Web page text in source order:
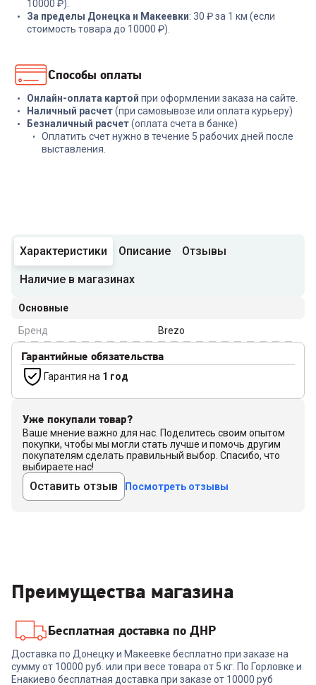
10000 ₽).
За пределы Донецка и Макеевки: 30 ₽ за 1 км (если
стоимость товара до 10000 ₽).
Способы оплаты
Онлайн-оплата картой при оформлении заказа на сайте.
Наличный расчет(при самовывозе или оплата курьеру)
Безналичный расчет(оплата счета в банке)
Оплатить счет нужно в течение 5 рабочих дней после
выставления.
Характеристики Описание Отзывы
Наличие в магазинах
Основные
Бренд
Brezo
Гарантийные обязательства
Гарантия на 1 год
Уже покупали товар?
Ваше мнение важно для нас. Поделитесь своим опытом
покупки, чтобы мы могли стать лучше и помочь другим
покупателям сделать правильный выбор. Спасибо, что
выбираете нас!
Оставить отзыв Посмотреть отзывы
Преимущества магазина
Бесплатная доставка по ДНР
Доставка по Донецку и Макеевке бесплатно при заказе на
сумму от 10000 руб. или при весе товара от 5 кг. По Горловке и
Енакиево бесплатная доставка при заказе от 10000 руб